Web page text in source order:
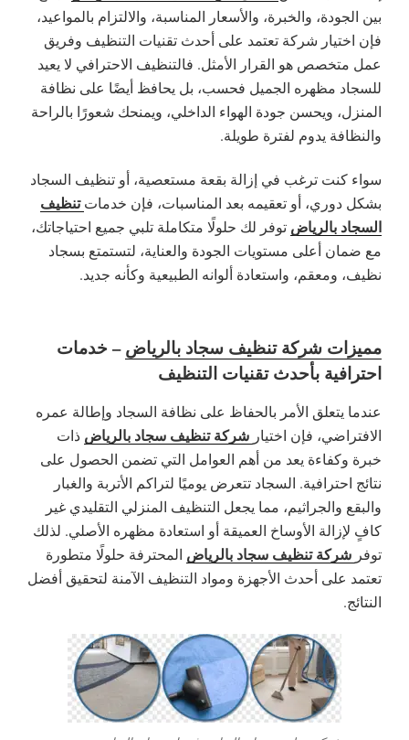
بين الجودة، والخبرة، والأسعار المناسبة، والالتزام بالمواعيد،
فإن اختيار شركة تعتمد على أحدث تقنيات التنظيف وفريق
عمل متخصص هو القرار الأمثل. فالتنظيف الاحترافي لا يعيد
للسجاد مظهره الجميل فحسب، بل يحافظ أيضًا على نظافة
المنزل، ويحسن جودة الهواء الداخلي، ويمنحك شعورًا بالراحة
والنظافة يدوم لفترة طويلة.
سواء كنت ترغب في إزالة بقعة مستعصية، أو تنظيف السجاد
بشكل دوري، أو تعقيمه بعد المناسبات، فإن خدمات تنظيف
السجاد بالرياض توفر لك حلولًا متكاملة تلبي جميع احتياجاتك،
مع ضمان أعلى مستويات الجودة والعناية، لتستمتع بسجاد
نظيف، ومعقم، واستعادة ألوانه الطبيعية وكأنه جديد.
مميزات شركة تنظيف سجاد بالرياض– خدمات
احترافية بأحدث تقنيات التنظيف
عندما يتعلق الأمر بالحفاظ على نظافة السجاد وإطالة عمره
الافتراضي، فإن اختيار شركة تنظيف سجاد بالرياض ذات
خبرة وكفاءة يعد من أهم العوامل التي تضمن الحصول على
نتائج احترافية. السجاد تتعرض يوميًا لتراكم الأتربة والغبار
والبقع والجراثيم، مما يجعل التنظيف المنزلي التقليدي غير
كافٍ لإزالة الأوساخ العميقة أو استعادة مظهره الأصلي. لذلك
توفر شركة تنظيف سجاد بالرياض المحترفة حلولًا متطورة
تعتمد على أحدث الأجهزة ومواد التنظيف الآمنة لتحقيق أفضل
النتائج.